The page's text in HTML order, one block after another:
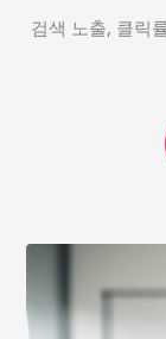
검색 노출, 클릭